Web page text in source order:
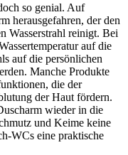
so genial. Auf
herausgefahren, der den
Wasserstrahl reinigt. Bei
auf die
auf die persönlichen
Manche Produkte
die der
der Haut fördern.
wieder in die
und Keime keine
WCs eine praktische